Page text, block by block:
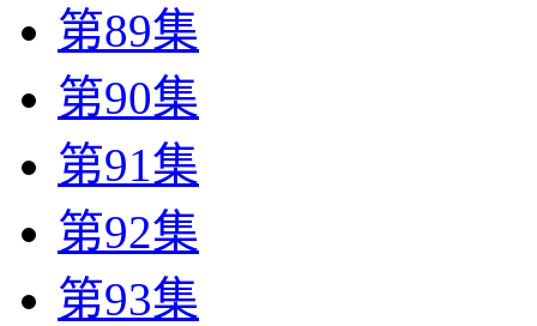
第89集
第90集
第91集
第92集
第93集